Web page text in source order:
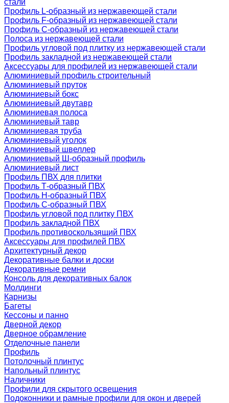
стали
Профиль L-образный из нержавеющей стали
Профиль F-образный из нержавеющей стали
Профиль C-образный из нержавеющей стали
Полоса из нержавеющей стали
Профиль угловой под плитку из нержавеющей стали
Профиль закладной из нержавеющей стали
Аксессуары для профилей из нержавеющей стали
Алюминиевый профиль строительный
Алюминиевый пруток
Алюминиевый бокс
Алюминиевый двутавр
Алюминиевая полоса
Алюминиевый тавр
Алюминиевая труба
Алюминиевый уголок
Алюминиевый швеллер
Алюминиевый Ш-образный профиль
Алюминиевый лист
Профиль ПВХ для плитки
Профиль Т-образный ПВХ
Профиль H-образный ПВХ
Профиль C-образный ПВХ
Профиль угловой под плитку ПВХ
Профиль закладной ПВХ
Профиль противоскользящий ПВХ
Аксессуары для профилей ПВХ
Архитектурный декор
Декоративные балки и доски
Декоративные ремни
Консоль для декоративных балок
Молдинги
Карнизы
Багеты
Кессоны и панно
Дверной декор
Дверное обрамление
Отделочные панели
Профиль
Потолочный плинтус
Напольный плинтус
Наличники
Профили для скрытого освещения
Подоконники и рамные профили для окон и дверей